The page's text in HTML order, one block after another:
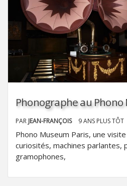
Phonographe au
PAR JEAN-FRANÇOIS 9 ANS PLUS TÔT
Phono Museum Paris, une
curiosités, machines parlantes,
gramophones,